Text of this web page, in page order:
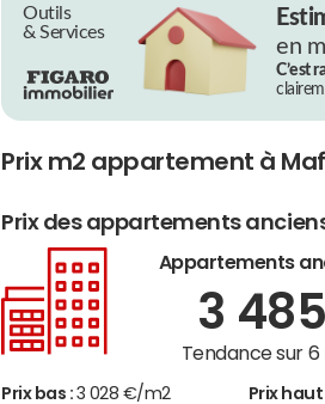
Outils
& Services
en
C’est
Prix m2 appartement à
Prix des appartements
Appartements
3 485
Tendance sur 6
Prix bas : 3 028 €/m2 Prix haut